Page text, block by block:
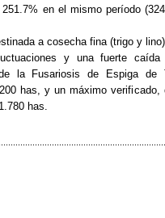
en el mismo período
a cosecha fina (trigo y
y una fuerte
la Fusariosis de Espiga de
has, y un máximo
has.